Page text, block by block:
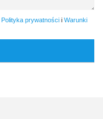
Polityka prywatności i Warunki